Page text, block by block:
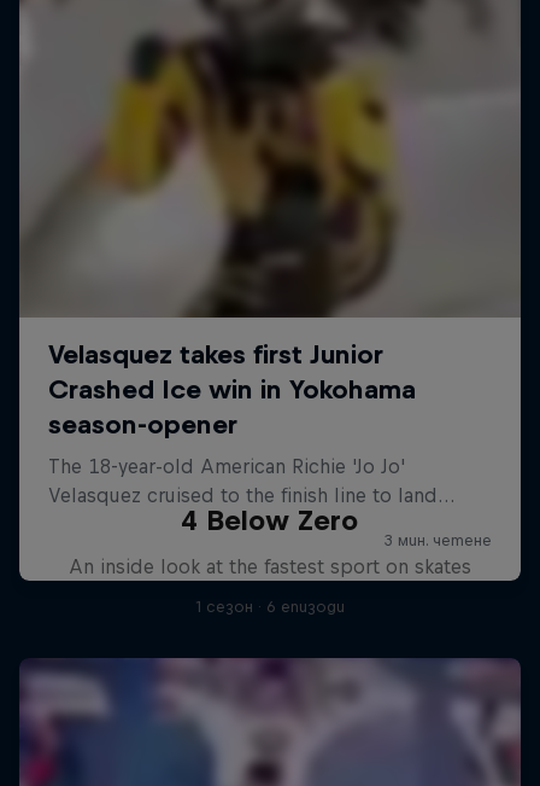
4 Below Zero
An inside look at the fastest sport on skates
1 сезон · 6 епизоди